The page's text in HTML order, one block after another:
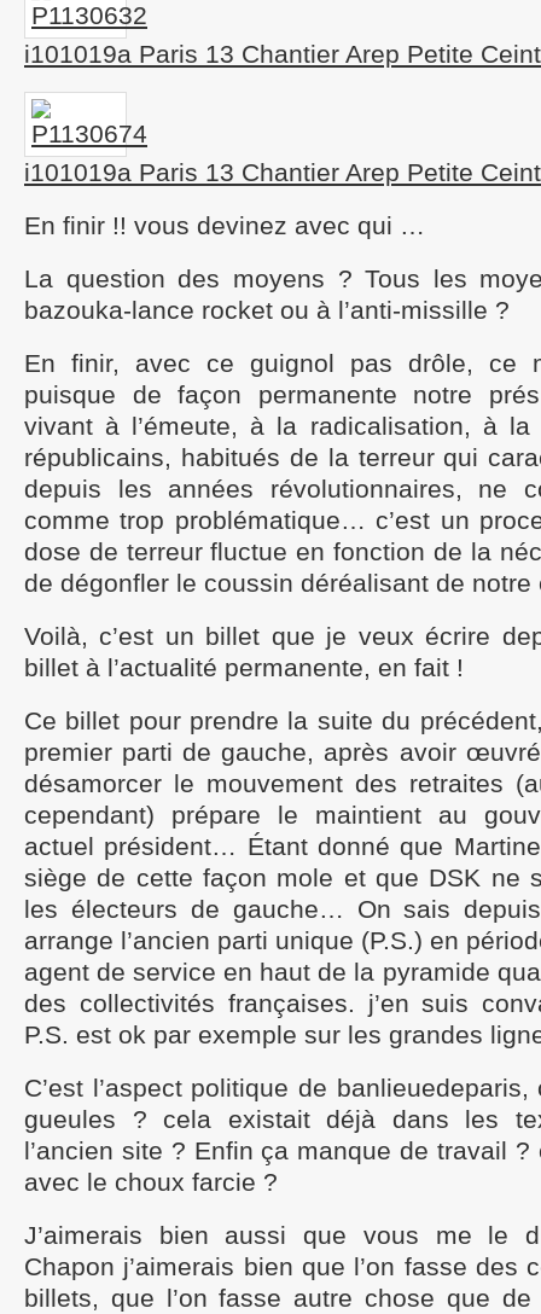
i101019a Paris 13 Chantier Arep Petite
i101019a Paris 13 Chantier Arep Petite
En finir !! vous devinez avec qui …
La question des moyens ? Tous les
bazouka-lance rocket ou à l’anti-missille ?
En finir, avec ce guignol pas drôle, ce
puisque de façon permanente notre
vivant à l’émeute, à la radicalisation, à
républicains, habitués de la terreur qui
depuis les années révolutionnaires, ne
comme trop problématique… c’est un
dose de terreur fluctue en fonction de la
de dégonfler le coussin déréalisant de
Voilà, c’est un billet que je veux écrire
billet à l’actualité permanente, en fait !
Ce billet pour prendre la suite du
premier parti de gauche, après avoir
désamorcer le mouvement des retraites
cependant) prépare le maintient au
actuel président… Étant donné que
siège de cette façon mole et que DSK ne
les électeurs de gauche… On sais
arrange l’ancien parti unique (P.S.) en
agent de service en haut de la pyramide
des collectivités françaises. j’en suis
P.S. est ok par exemple sur les grandes
C’est l’aspect politique de
gueules ? cela existait déjà dans les
l’ancien site ? Enfin ça manque de travail
avec le choux farcie ?
J’aimerais bien aussi que vous me le
Chapon j’aimerais bien que l’on fasse des
billets, que l’on fasse autre chose que